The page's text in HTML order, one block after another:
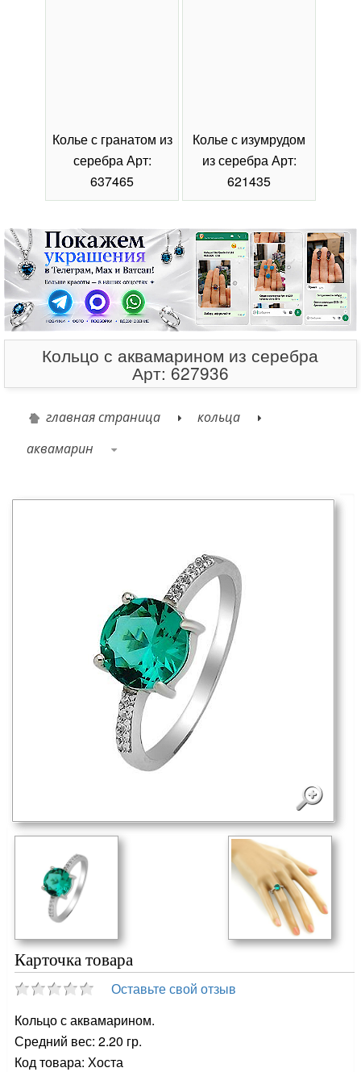
Колье с гранатом из
серебра Арт:
637465
Колье с изумрудом
из серебра Арт:
621435
Кольцо с аквамарином из серебра
Арт: 627936
главная страница
кольца
аквамарин
Карточка товара
Оставьте свой отзыв
Кольцо с аквамарином.
Средний вес: 2.20 гр.
Код товара: Хоста